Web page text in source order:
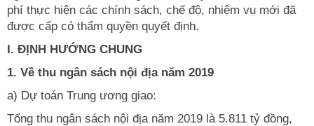
phí thực hiện các chính sách, chế độ, nhiệm vụ mới đã
được cấp có thẩm quyền quyết định.
I. ĐỊNH HƯỚNG CHUNG
1. Về thu ngân sách nội địa năm 2019
a) Dự toán Trung ương giao:
Tổng thu ngân sách nội địa năm 2019 là 5.811 tỷ đồng,